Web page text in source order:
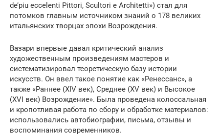
de’piu eccelenti Pittori, Scultori e Architetti») стал для
потомков главным источником знаний о 178 великих
итальянских творцах эпохи Возрождения.
Вазари впервые давал критический анализ
художественным произведениям мастеров и
систематизировал теоретическую базу истории
искусств. Он ввел такое понятие как «Ренессанс», а
также «Раннее (XIV век), Среднее (XV век) и Высокое
(XVI век) Возрождение». Была проведена колоссальная
и кропотливая работа по сбору и обработке материалов:
использовались автобиографии, письма, отзывы и
воспоминания современников.